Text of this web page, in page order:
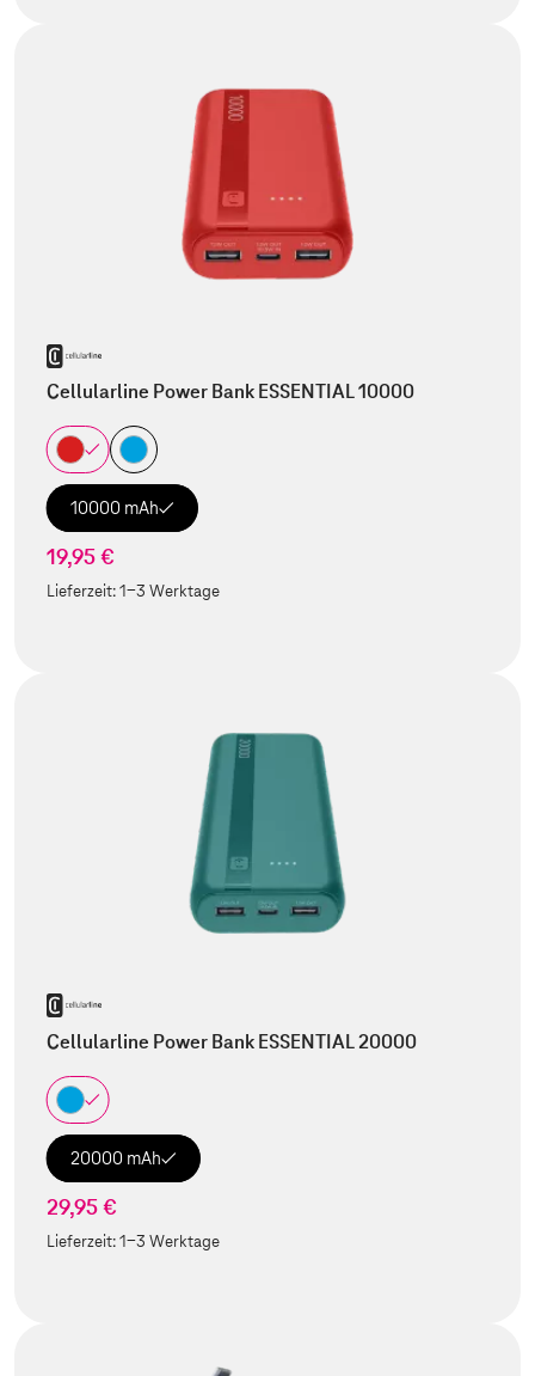
Cellularline Power Bank ESSENTIAL 10000
10000 mAh
19,95 €
Lieferzeit:1-3 Werktage
Cellularline Power Bank ESSENTIAL 20000
20000 mAh
29,95 €
Lieferzeit:1-3 Werktage